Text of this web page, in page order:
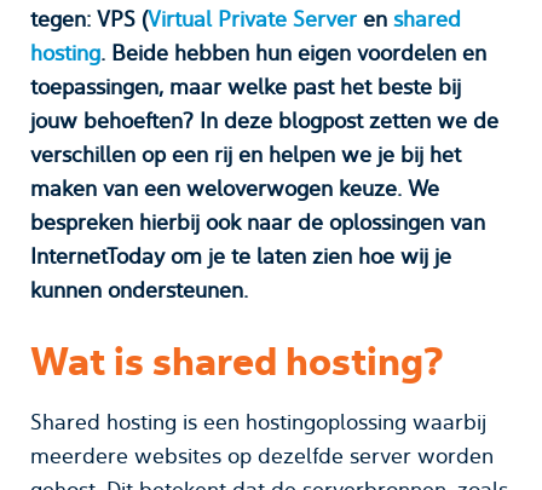
tegen: VPS (Virtual Private Server en shared
hosting. Beide hebben hun eigen voordelen en
toepassingen, maar welke past het beste bij
jouw behoeften? In deze blogpost zetten we de
verschillen op een rij en helpen we je bij het
maken van een weloverwogen keuze. We
bespreken hierbij ook naar de oplossingen van
InternetToday om je te laten zien hoe wij je
kunnen ondersteunen.
Wat is shared hosting?
Shared hosting is een hostingoplossing waarbij
meerdere websites op dezelfde server worden